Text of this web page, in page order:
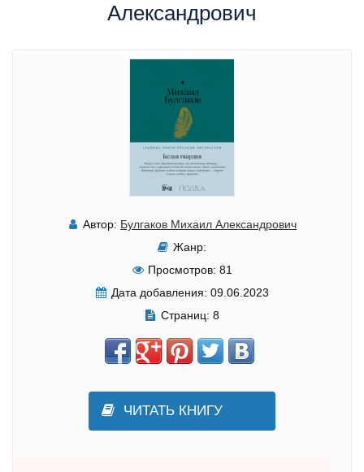
Александрович
Автор: Булгаков Михаил Александрович
Жанр:
Просмотров: 81
Дата добавления: 09.06.2023
Страниц: 8
ЧИТАТЬ КНИГУ